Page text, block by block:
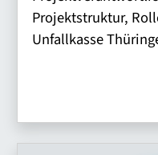
Projektstruktur,
Unfallkasse